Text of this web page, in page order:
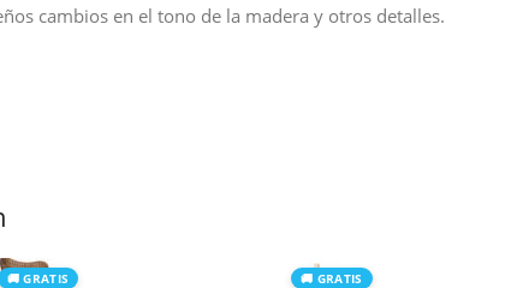
cambios en el tono de la madera y otros detalles.
🚚 GRATIS 🚚 GRATIS